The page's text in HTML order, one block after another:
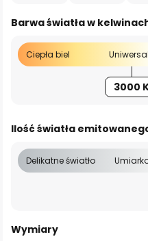
Barwa światła w
Ciepła biel
3000
Ilość światła
Delikatne światło
Wymiary